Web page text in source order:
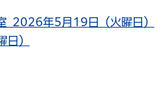
2026年5月19日（火曜日）
）